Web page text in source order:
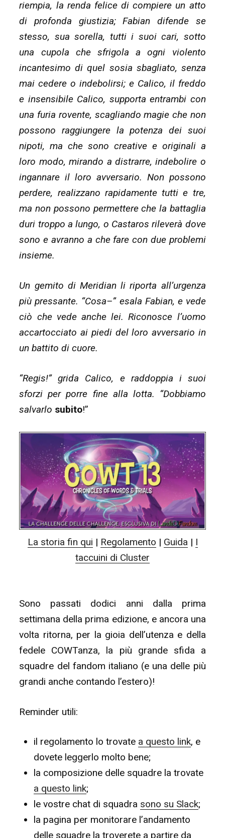
riempia, la renda felice di compiere un atto
di profonda giustizia; Fabian difende se
stesso, sua sorella, tutti i suoi cari, sotto
una cupola che sfrigola a ogni violento
incantesimo di quel sosia sbagliato, senza
mai cedere o indebolirsi; e Calico, il freddo
e insensibile Calico, supporta entrambi con
una furia rovente, scagliando magie che non
possono raggiungere la potenza dei suoi
nipoti, ma che sono creative e originali a
loro modo, mirando a distrarre, indebolire o
ingannare il loro avversario. Non possono
perdere, realizzano rapidamente tutti e tre,
ma non possono permettere che la battaglia
duri troppo a lungo, o Castaros rileverà dove
sono e avranno a che fare con due problemi
insieme.
Un gemito di Meridian li riporta all’urgenza
più pressante. “Cosa–” esala Fabian, e vede
ciò che vede anche lei. Riconosce l’uomo
accartocciato ai piedi del loro avversario in
un battito di cuore.
“Regis!” grida Calico, e raddoppia i suoi
sforzi per porre fine alla lotta. “Dobbiamo
salvarlo subito!”
La storia fin qui | Regolamento | Guida | I
taccuini di Cluster
Sono passati dodici anni dalla prima
settimana della prima edizione, e ancora una
volta ritorna, per la gioia dell’utenza e della
fedele COWTanza, la più grande sfida a
squadre del fandom italiano (e una delle più
grandi anche contando l’estero)!
Reminder utili:
il regolamento lo trovate a questo link, e
dovete leggerlo molto bene;
la composizione delle squadre la trovate
a questo link;
le vostre chat di squadra sono su Slack;
la pagina per monitorare l’andamento
delle squadre la troverete a partire da